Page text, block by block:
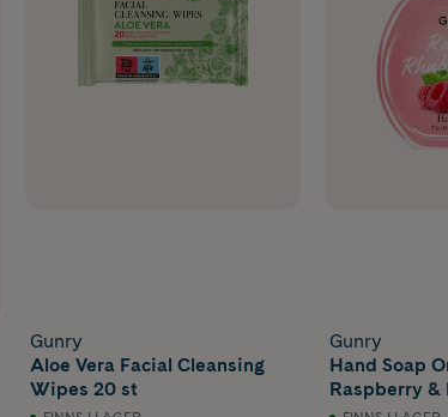
Gunry
Aloe Vera Facial Cleansing
Wipes 20 st
Gunry
Hand Soap
Raspberry &